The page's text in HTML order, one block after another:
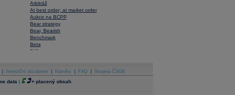
Arbitráž
At best order; at market order
Aukce na BCPP
Bear strategy
Bear, Bearish
Benchmark
Beta
BIC
Bonita
Book To Bill Ratio
Book Value
Investiční disclaimer Náměty FAQ Skupina ČSOB
data | = placený obsah